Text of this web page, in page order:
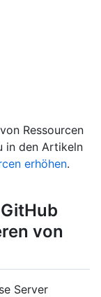
Ressourcen
in den Artikeln
erhöhen.
von
Server